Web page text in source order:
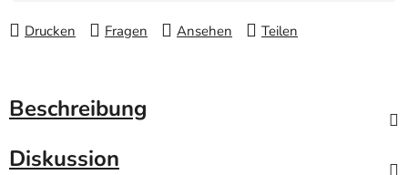
Drucken Fragen Ansehen Teilen
Beschreibung
Diskussion